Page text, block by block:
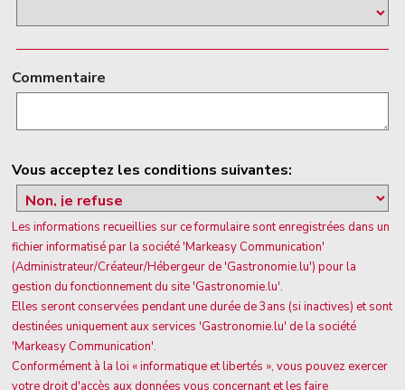
Commentaire
Vous acceptez les conditions suivantes:
Les informations recueillies sur ce formulaire sont enregistrées dans un
fichier informatisé par la société 'Markeasy Communication'
(Administrateur/Créateur/Hébergeur de 'Gastronomie.lu') pour la
gestion du fonctionnement du site 'Gastronomie.lu'.
Elles seront conservées pendant une durée de 3ans (si inactives) et sont
destinées uniquement aux services 'Gastronomie.lu' de la société
'Markeasy Communication'.
Conformément à la loi « informatique et libertés », vous pouvez exercer
votre droit d'accès aux données vous concernant et les faire